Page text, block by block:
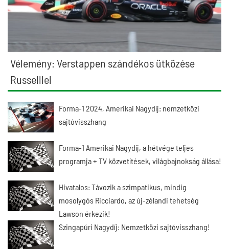
Vélemény: Verstappen szándékos ütközése
Russelllel
Forma-1 2024, Amerikai Nagydíj: nemzetközi
sajtóvisszhang
Forma-1 Amerikai Nagydíj, a hétvége teljes
programja + TV közvetítések, világbajnokság állása!
Hivatalos: Távozik a szimpatikus, mindig
mosolygós Ricciardo, az új-zélandi tehetség
Lawson érkezik!
Szingapúri Nagydíj: Nemzetközi sajtóvisszhang!